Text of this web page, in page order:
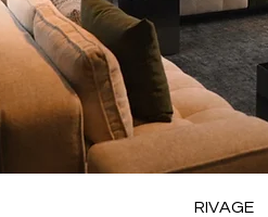
Aperçu rapide
RIVAGE